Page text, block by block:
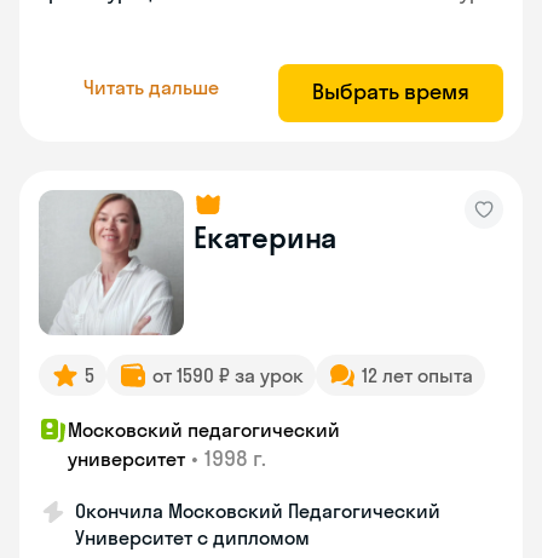
Читать дальше Выбрать время
Екатерина
5 от 1590 ₽ за урок 12 лет опыта
Московский педагогический
университет • 1998 г.
Окончила Московский Педагогический
Университет с дипломом